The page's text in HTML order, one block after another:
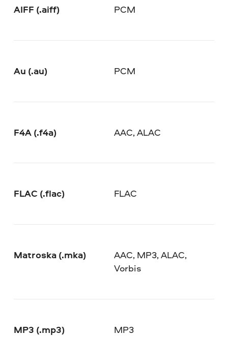
AIFF (.aiff) PCM
Au (.au) PCM
F4A (.f4a) AAC, ALAC
FLAC (.flac) FLAC
Matroska (.mka)
AAC, MP3, ALAC,
Vorbis
MP3 (.mp3) MP3